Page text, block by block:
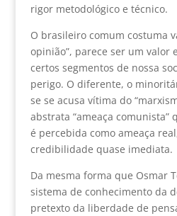
rigor metodológico e técnico.
O brasileiro comum costuma
opinião”, parece ser um valor
certos segmentos de nossa
perigo. O diferente, o
se se acusa vítima do
abstrata “ameaça comunista”
é percebida como ameaça
credibilidade quase imediata.
Da mesma forma que Osmar
sistema de conhecimento da
pretexto da liberdade de